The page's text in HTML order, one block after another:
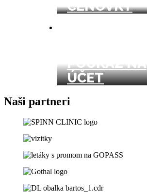
CENOVKY
POUKAZ NA
ÚČET
Naši partneri